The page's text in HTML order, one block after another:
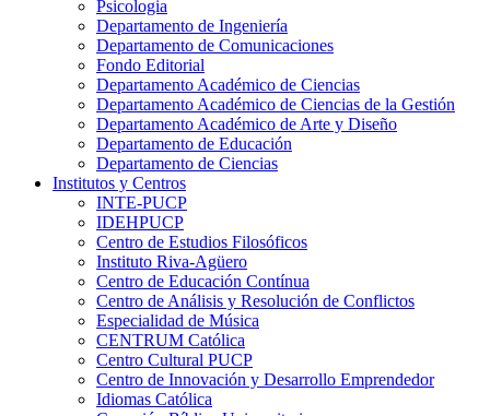
Psicologia
Departamento de Ingeniería
Departamento de Comunicaciones
Fondo Editorial
Departamento Académico de Ciencias
Departamento Académico de Ciencias de la Gestión
Departamento Académico de Arte y Diseño
Departamento de Educación
Departamento de Ciencias
Institutos y Centros
INTE-PUCP
IDEHPUCP
Centro de Estudios Filosóficos
Instituto Riva-Agüero
Centro de Educación Contínua
Centro de Análisis y Resolución de Conflictos
Especialidad de Música
CENTRUM Católica
Centro Cultural PUCP
Centro de Innovación y Desarrollo Emprendedor
Idiomas Católica